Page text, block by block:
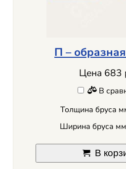
П –
Цена 683
В
Толщина бруса
Ширина бруса
В